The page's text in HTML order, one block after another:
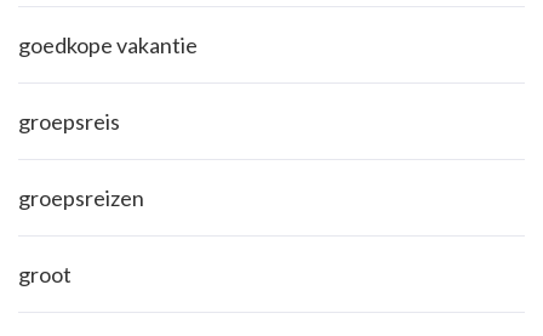
goedkope vakantie
groepsreis
groepsreizen
groot